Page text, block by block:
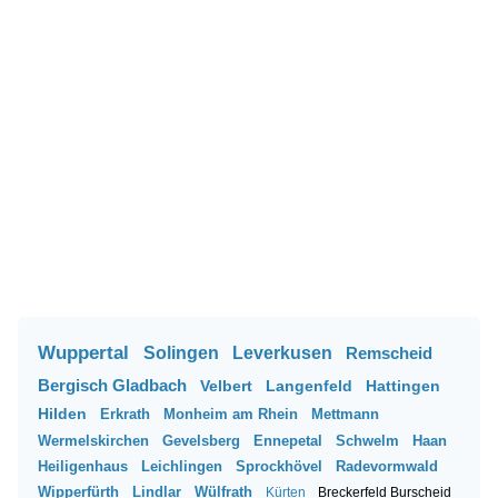
Wuppertal Solingen Leverkusen
Remscheid
Bergisch Gladbach
Velbert Langenfeld
Hattingen
Hilden
Erkrath Monheim am Rhein
Mettmann
Wermelskirchen
Gevelsberg Ennepetal Schwelm
Haan
Heiligenhaus
Leichlingen Sprockhövel
Radevormwald
Wipperfürth
Lindlar Wülfrath Kürten Breckerfeld Burscheid